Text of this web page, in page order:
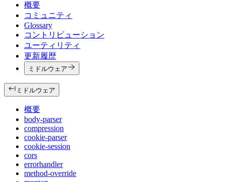
概要
コミュニティ
Glossary
コントリビューション
ユーティリティ
更新履歴
ミドルウェア
ミドルウェア
概要
body-parser
compression
cookie-parser
cookie-session
cors
errorhandler
method-override